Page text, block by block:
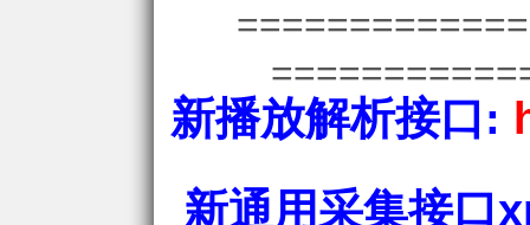
新播放解析接口:
新通用采集接口